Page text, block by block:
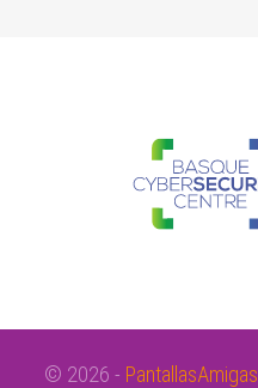
© 2026 - PantallasAmigas